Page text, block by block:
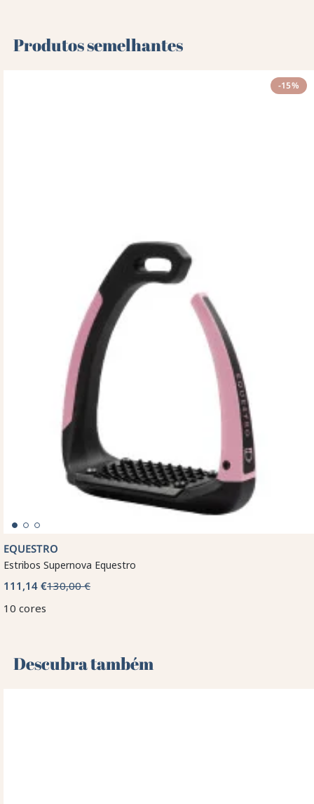
Produtos semelhantes
-15%
EQUESTRO
Estribos Supernova Equestro
111,14 €130,00 €
10 cores
Descubra também 🌻